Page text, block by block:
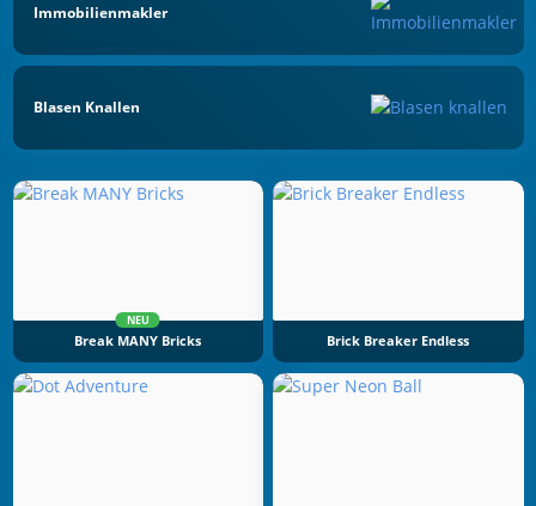
Immobilienmakler
Blasen Knallen
NEU
Break MANY Bricks Brick Breaker Endless